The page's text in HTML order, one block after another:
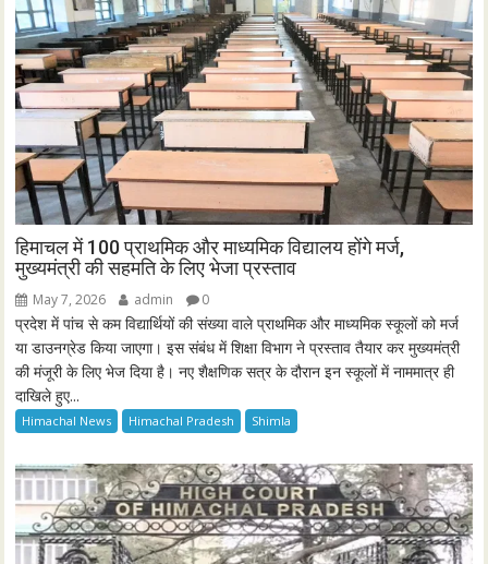
हिमाचल में 100 प्राथमिक और माध्यमिक विद्यालय होंगे मर्ज,
मुख्यमंत्री की सहमति के लिए भेजा प्रस्ताव
May 7, 2026 admin 0
प्रदेश में पांच से कम विद्यार्थियों की संख्या वाले प्राथमिक और माध्यमिक स्कूलों को मर्ज
या डाउनग्रेड किया जाएगा। इस संबंध में शिक्षा विभाग ने प्रस्ताव तैयार कर मुख्यमंत्री
की मंजूरी के लिए भेज दिया है। नए शैक्षणिक सत्र के दौरान इन स्कूलों में नाममात्र ही
दाखिले हुए...
Himachal News Himachal Pradesh Shimla